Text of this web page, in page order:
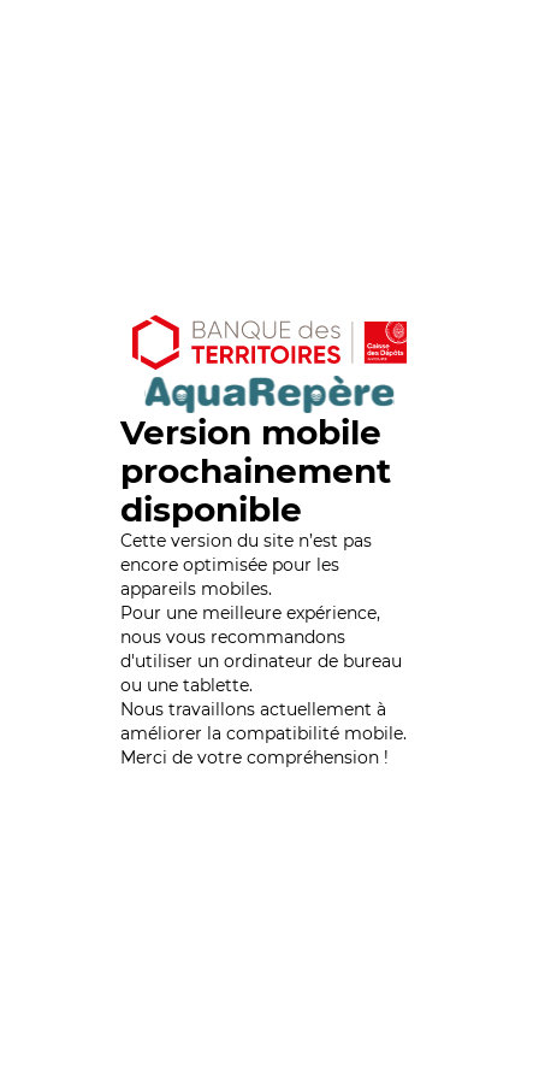
Version mobile
prochainement
disponible
Cette version du site n’est pas
encore optimisée pour les
appareils mobiles.
Pour une meilleure expérience,
nous vous recommandons
d'utiliser un ordinateur de bureau
ou une tablette.
Nous travaillons actuellement à
améliorer la compatibilité mobile.
Merci de votre compréhension !